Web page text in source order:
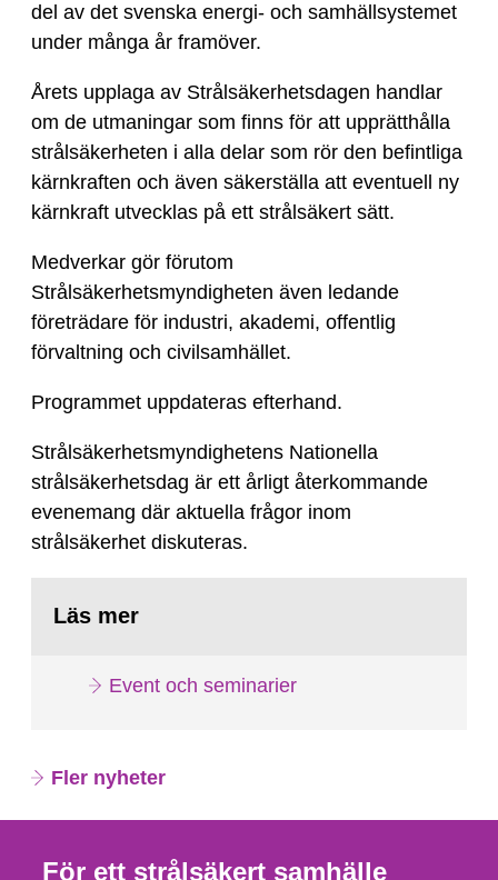
del av det svenska energi- och samhällsystemet
under många år framöver.
Årets upplaga av Strålsäkerhetsdagen handlar
om de utmaningar som finns för att upprätthålla
strålsäkerheten i alla delar som rör den befintliga
kärnkraften och även säkerställa att eventuell ny
kärnkraft utvecklas på ett strålsäkert sätt.
Medverkar gör förutom
Strålsäkerhetsmyndigheten även ledande
företrädare för industri, akademi, offentlig
förvaltning och civilsamhället.
Programmet uppdateras efterhand.
Strålsäkerhetsmyndighetens Nationella
strålsäkerhetsdag är ett årligt återkommande
evenemang där aktuella frågor inom
strålsäkerhet diskuteras.
Läs mer
Event och seminarier
Fler nyheter
För ett strålsäkert samhälle